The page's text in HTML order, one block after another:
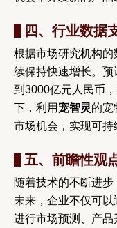
四、行业数据
根据市场研究机构
续保持快速增长。
到3000亿元人民币
下，利用 宠智灵的宠
市场机会，实现可持
五、前瞻性观
随着技术的不断进步
未来，企业不仅可
进行市场预测、产